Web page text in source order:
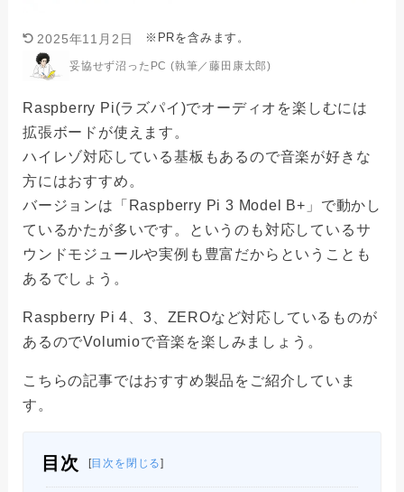
2025年11月2日 ※PRを含みます。
妥協せず沼ったPC (執筆／藤田康太郎)
Raspberry Pi(ラズパイ)でオーディオを楽しむには
拡張ボードが使えます。
ハイレゾ対応している基板もあるので音楽が好きな
方にはおすすめ。
バージョンは「Raspberry Pi 3 Model B+」で動かし
ているかたが多いです。というのも対応しているサ
ウンドモジュールや実例も豊富だからということも
あるでしょう。
Raspberry Pi 4、3、ZEROなど対応しているものが
あるのでVolumioで音楽を楽しみましょう。
こちらの記事ではおすすめ製品をご紹介していま
す。
目次 [目次を閉じる]